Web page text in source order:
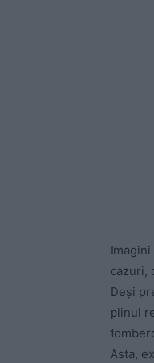
cazuri,
Deși
plinul
Asta,